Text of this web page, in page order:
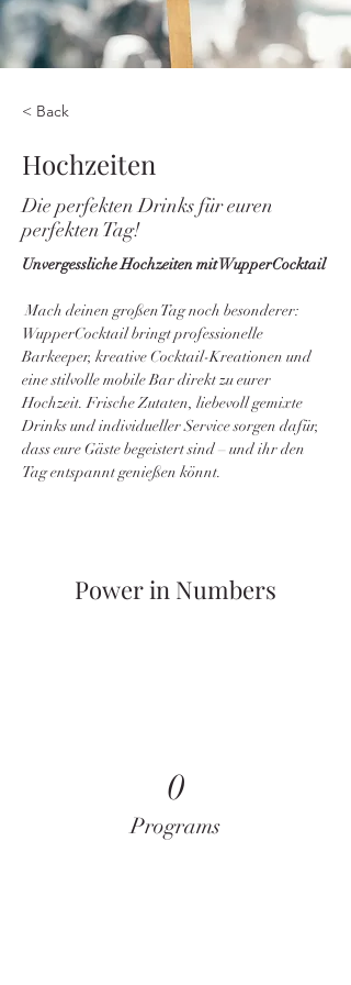
< Back
Hochzeiten
Die perfekten Drinks für euren
perfekten Tag!
Unvergessliche Hochzeiten mit WupperCocktail
Mach deinen großen Tag noch besonderer:
WupperCocktail bringt professionelle
Barkeeper, kreative Cocktail-Kreationen und
eine stilvolle mobile Bar direkt zu eurer
Hochzeit. Frische Zutaten, liebevoll gemixte
Drinks und individueller Service sorgen dafür,
dass eure Gäste begeistert sind – und ihr den
Tag entspannt genießen könnt.
Power in Numbers
0
Programs